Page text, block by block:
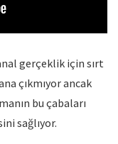
gerçeklik için sırt
çıkmıyor ancak
bu çabaları
sağlıyor.